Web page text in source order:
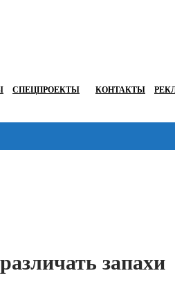
СПЕЦПРОЕКТЫ КОНТАКТЫ
запахи